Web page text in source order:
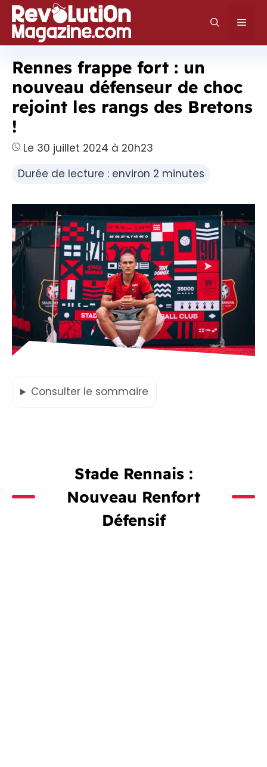
Aller
au
contenu
Rennes frappe fort : un
nouveau défenseur de choc
rejoint les rangs des Bretons
!
Le 30 juillet 2024 à 20h23
Durée de lecture : environ 2 minutes
Consulter le sommaire
Stade Rennais :
Nouveau Renfort
Défensif